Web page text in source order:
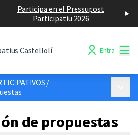
Participa en el Pressupost
Participatiu 2026
Castellolí Entra
/
de propuestas